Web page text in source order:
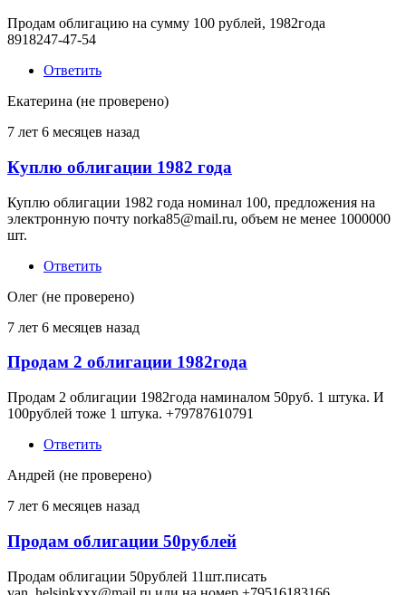
Продам облигацию на сумму 100 рублей, 1982года
8918247-47-54
Ответить
Екатерина (не проверено)
7 лет 6 месяцев назад
Куплю облигации 1982 года
Куплю облигации 1982 года номинал 100, предложения на
электронную почту norka85@mail.ru, объем не менее 1000000
шт.
Ответить
Олег (не проверено)
7 лет 6 месяцев назад
Продам 2 облигации 1982года
Продам 2 облигации 1982года наминалом 50руб. 1 штука. И
100рублей тоже 1 штука. +79787610791
Ответить
Андрей (не проверено)
7 лет 6 месяцев назад
Продам облигации 50рублей
Продам облигации 50рублей 11шт.писать